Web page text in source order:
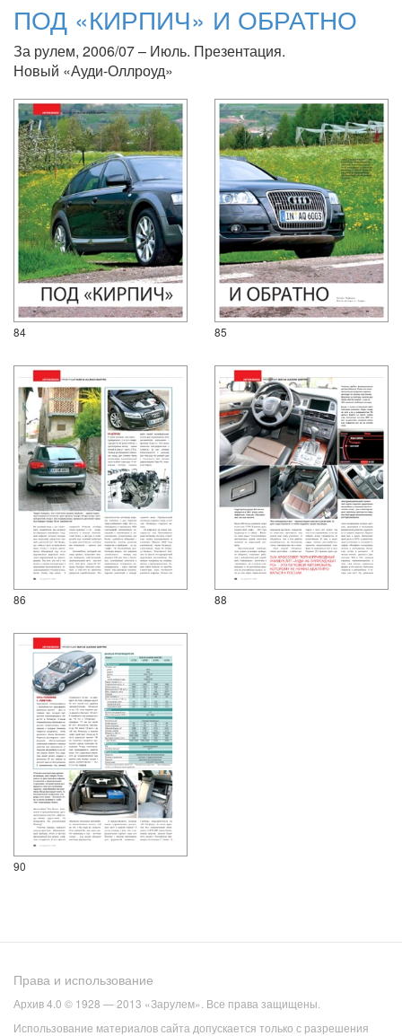
ПОД «КИРПИЧ» И ОБРАТНО
За рулем, 2006/07 – Июль. Презентация.
Новый «Ауди-Оллроуд»
84 85
86 88
90
Права и использование
Архив 4.0 © 1928 — 2013 «Зарулем». Все права защищены.
Использование материалов сайта допускается только с разрешения